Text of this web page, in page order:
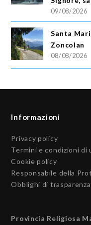
09/08/2026
Santa
Zoncolan
08/08/2026
Informazioni
Privacy policy
Termini e condizioni di
Cookie policy
Responsabile della
Obblighi di trasparenza
Provincia Religiosa